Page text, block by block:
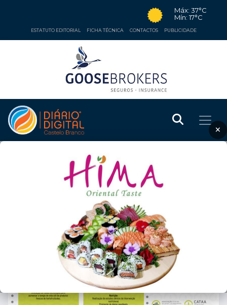
Máx: 37°C
Mín: 17°C
ESTATUTO EDITORIAL FICHA TÉCNICA CONTACTOS PUBLICIDADE
×